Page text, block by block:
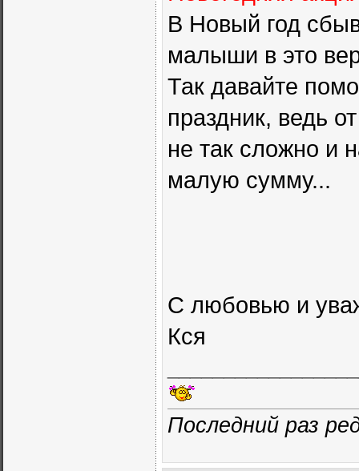
В Новый год
малыши в это
Так давайте
праздник, ведь
не так сложно и
малую сумму...
С любовью и
Кся
Последний раз